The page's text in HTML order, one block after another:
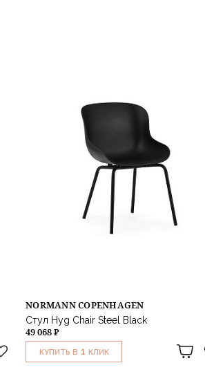
NORMANN COPENHAGEN
Стул Hyg Chair Steel Black
49 068 ₽
КУПИТЬ В 1 КЛИК